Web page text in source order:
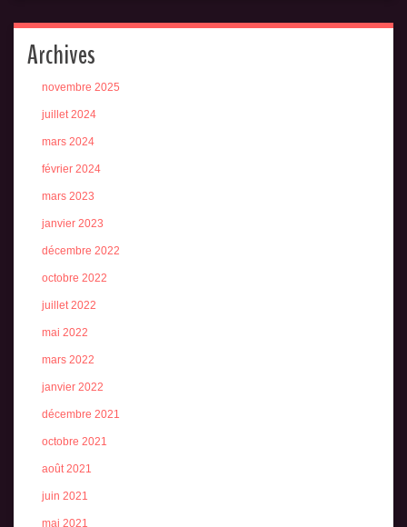
Archives
novembre 2025
juillet 2024
mars 2024
février 2024
mars 2023
janvier 2023
décembre 2022
octobre 2022
juillet 2022
mai 2022
mars 2022
janvier 2022
décembre 2021
octobre 2021
août 2021
juin 2021
mai 2021